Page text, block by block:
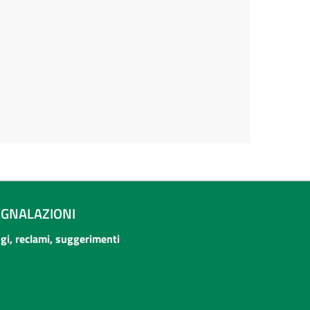
reclami, suggerimenti